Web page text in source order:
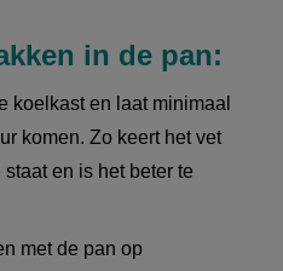
in de pan:
koelkast en laat minimaal
komen. Zo keert het vet
en is het beter te
met de pan op